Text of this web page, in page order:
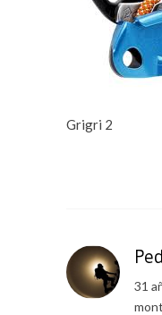
Grigri 2
31